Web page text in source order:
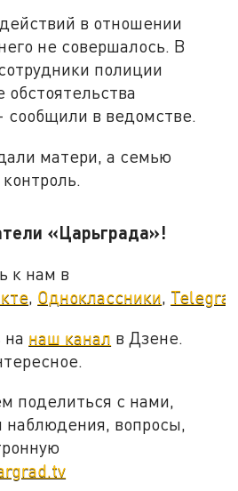
в отношении
не совершалось. В
полиции
обстоятельства
сообщили в ведомстве.
матери, а семью
«Царьграда»!
к нам в
, Одноклассники,
на наш канал в Дзене.
поделиться с нами,
наблюдения, вопросы,